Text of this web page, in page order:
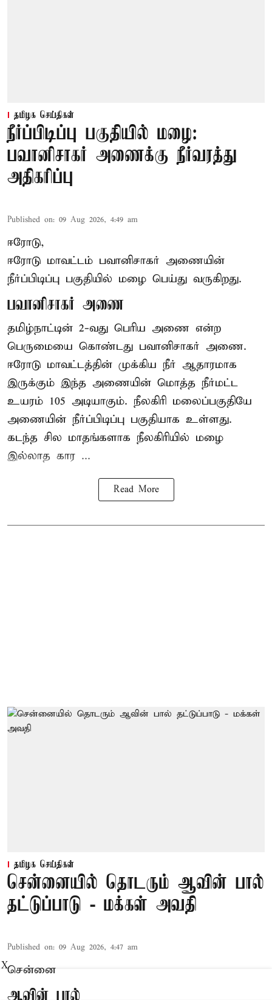
தமிழக செய்திகள்
நீர்ப்பிடிப்பு பகுதியில் மழை:
பவானிசாகர் அணைக்கு நீர்வரத்து
அதிகரிப்பு
Published on: 09 Aug 2026, 4:49 am
ஈரோடு,
ஈரோடு மாவட்டம் பவானிசாகர் அணையின்
நீர்ப்பிடிப்பு பகுதியில் மழை பெய்து வருகிறது.
பவானிசாகர் அணை
தமிழ்நாட்டின் 2-வது பெரிய அணை என்ற
பெருமையை கொண்டது பவானிசாகர் அணை.
ஈரோடு மாவட்டத்தின் முக்கிய நீர் ஆதாரமாக
இருக்கும் இந்த அணையின் மொத்த நீர்மட்ட
உயரம் 105 அடியாகும். நீலகிரி மலைப்பகுதியே
அணையின் நீர்ப்பிடிப்பு பகுதியாக உள்ளது.
கடந்த சில மாதங்களாக நீலகிரியில் மழை
இல்லாத கார ...
Read More
தமிழக செய்திகள்
சென்னையில் தொடரும் ஆவின் பால்
தட்டுப்பாடு - மக்கள் அவதி
Published on: 09 Aug 2026, 4:47 am
சென்னை
ஆவின் பால்
X